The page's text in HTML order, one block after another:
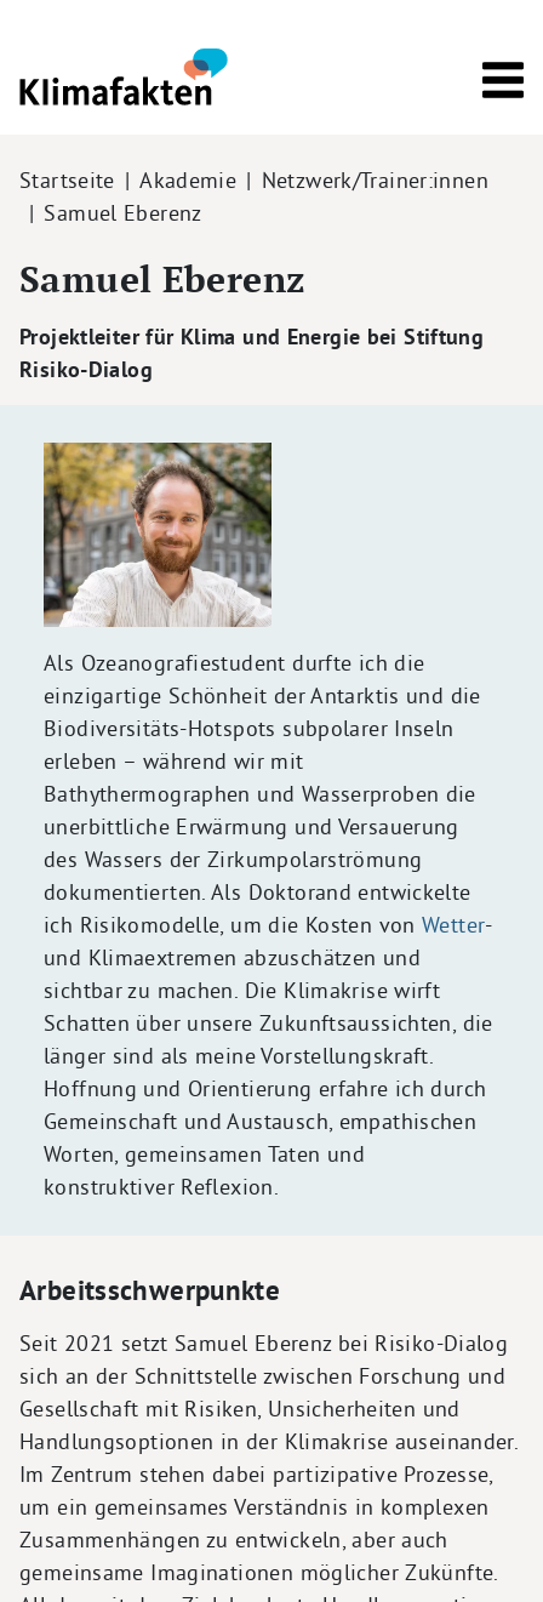
Pfadnavigation
Startseite Akademie
Netzwerk/Trainer:innen
Samuel Eberenz
Samuel Eberenz
Projektleiter für Klima und Energie bei Stiftung
Risiko-Dialog
Als Ozeanografiestudent durfte ich die
einzigartige Schönheit der Antarktis und die
Biodiversitäts-Hotspots subpolarer Inseln
erleben – während wir mit
Bathythermographen und Wasserproben die
unerbittliche Erwärmung und Versauerung
des Wassers der Zirkumpolarströmung
dokumentierten. Als Doktorand entwickelte
ich Risikomodelle, um die Kosten vonWetter-
und Klimaextremen abzuschätzen und
sichtbar zu machen. Die Klimakrise wirft
Schatten über unsere Zukunftsaussichten, die
länger sind als meine Vorstellungskraft.
Hoffnung und Orientierung erfahre ich durch
Gemeinschaft und Austausch, empathischen
Worten, gemeinsamen Taten und
konstruktiver Reflexion.
Arbeitsschwerpunkte
Seit 2021 setzt Samuel Eberenz bei Risiko-Dialog
sich an der Schnittstelle zwischen Forschung und
Gesellschaft mit Risiken, Unsicherheiten und
Handlungsoptionen in der Klimakrise auseinander.
Im Zentrum stehen dabei partizipative Prozesse,
um ein gemeinsames Verständnis in komplexen
Zusammenhängen zu entwickeln, aber auch
gemeinsame Imaginationen möglicher Zukünfte.